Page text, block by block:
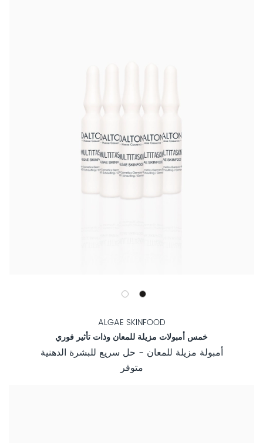
ALGAE SKINFOOD
خمس أمبولات مزيلة للمعان وذات تأثير فوري
أمبولة مزيلة للمعان - حل سريع للبشرة الدهنية
متوفر